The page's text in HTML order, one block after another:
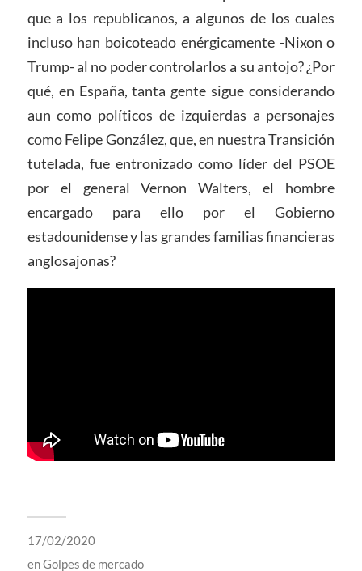
que a los republicanos, a algunos de los cuales
incluso han boicoteado enérgicamente -Nixon o
Trump- al no poder controlarlos a su antojo? ¿Por
qué, en España, tanta gente sigue considerando
aun como políticos de izquierdas a personajes
como Felipe González, que, en nuestra Transición
tutelada, fue entronizado como líder del PSOE
por el general Vernon Walters, el hombre
encargado para ello por el Gobierno
estadounidense y las grandes familias financieras
anglosajonas?
17/02/2020
enGolpes de mercado